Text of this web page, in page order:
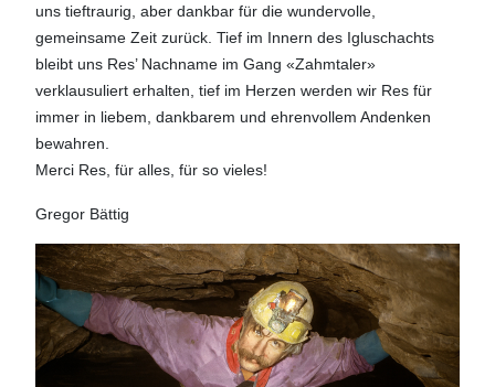
uns tieftraurig, aber dankbar für die wundervolle,
gemeinsame Zeit zurück. Tief im Innern des Igluschachts
bleibt uns Res’ Nachname im Gang «Zahmtaler»
verklausuliert erhalten, tief im Herzen werden wir Res für
immer in liebem, dankbarem und ehrenvollem Andenken
bewahren.
Merci Res, für alles, für so vieles!
Gregor Bättig